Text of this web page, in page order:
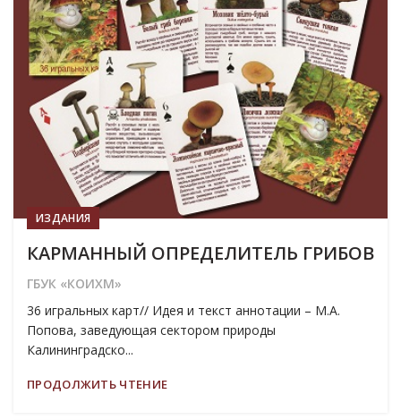
ИЗДАНИЯ
КАРМАННЫЙ ОПРЕДЕЛИТЕЛЬ ГРИБОВ
ГБУК «КОИХМ»
36 игральных карт// Идея и текст аннотации – М.А.
Попова, заведующая сектором природы
Калининградско...
ПРОДОЛЖИТЬ ЧТЕНИЕ